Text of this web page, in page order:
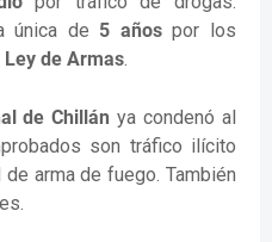
única de 5 añospor los
Ley de Armas.
de Chillán ya condenó al
son tráfico ilícito
arma de fuego. También